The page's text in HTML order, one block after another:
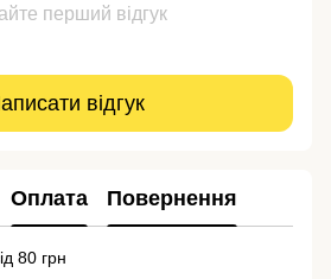
перший відгук
відгук
Оплата Повернення
80 грн